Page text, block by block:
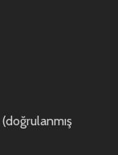
(doğrulanmış